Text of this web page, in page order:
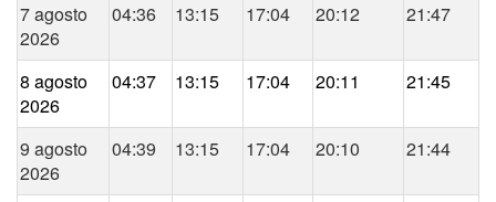
7 agosto
2026
04:36 13:15 17:04 20:12 21:47
8 agosto
2026
04:37 13:15 17:04 20:11 21:45
9 agosto
2026
04:39 13:15 17:04 20:10 21:44